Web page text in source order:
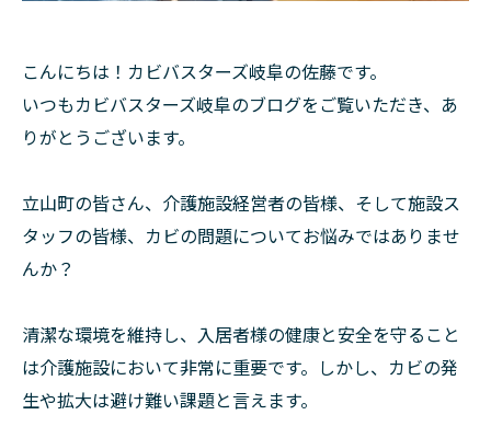
こんにちは！カビバスターズ岐阜の佐藤です。
いつもカビバスターズ岐阜のブログをご覧いただき、あ
りがとうございます。
立山町の皆さん、介護施設経営者の皆様、そして施設ス
タッフの皆様、カビの問題についてお悩みではありませ
んか？
清潔な環境を維持し、入居者様の健康と安全を守ること
は介護施設において非常に重要です。しかし、カビの発
生や拡大は避け難い課題と言えます。